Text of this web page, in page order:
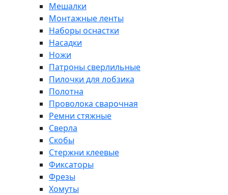
Мешалки
Монтажные ленты
Наборы оснастки
Насадки
Ножи
Патроны сверлильные
Пилочки для лобзика
Полотна
Проволока сварочная
Ремни стяжные
Сверла
Скобы
Стержни клеевые
Фиксаторы
Фрезы
Хомуты